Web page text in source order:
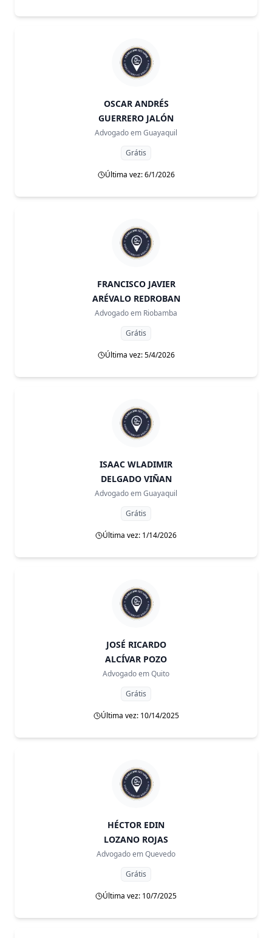
OSCAR ANDRÉS
GUERRERO JALÓN
Advogado emGuayaquil
Grátis
Última vez: 6/1/2026
FRANCISCO JAVIER
ARÉVALO REDROBAN
Advogado em Riobamba
Grátis
Última vez: 5/4/2026
ISAAC WLADIMIR
DELGADO VIÑAN
Advogado emGuayaquil
Grátis
Última vez: 1/14/2026
JOSÉ RICARDO
ALCÍVAR POZO
Advogado emQuito
Grátis
Última vez: 10/14/2025
HÉCTOR EDIN
LOZANO ROJAS
Advogado emQuevedo
Grátis
Última vez: 10/7/2025